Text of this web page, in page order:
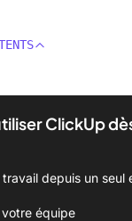
ClickUp
depuis un seul
équipe